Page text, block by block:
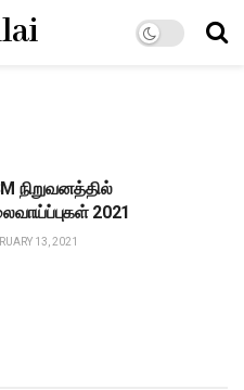
நிறுவனத்தில்
2021
13, 2021